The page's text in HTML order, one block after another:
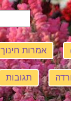
אמרות חינוך
תגובות